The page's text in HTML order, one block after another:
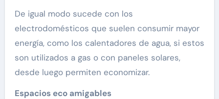
De igual modo sucede con los
electrodomésticos que suelen consumir mayor
energía, como los calentadores de agua, si estos
son utilizados a gas o con paneles solares,
desde luego permiten economizar.
Espacios eco amigables